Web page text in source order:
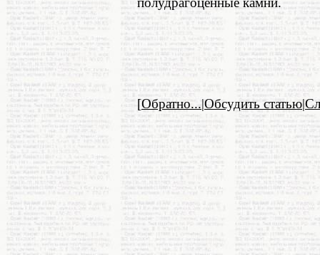
[Обратно...|Обсудить статью|